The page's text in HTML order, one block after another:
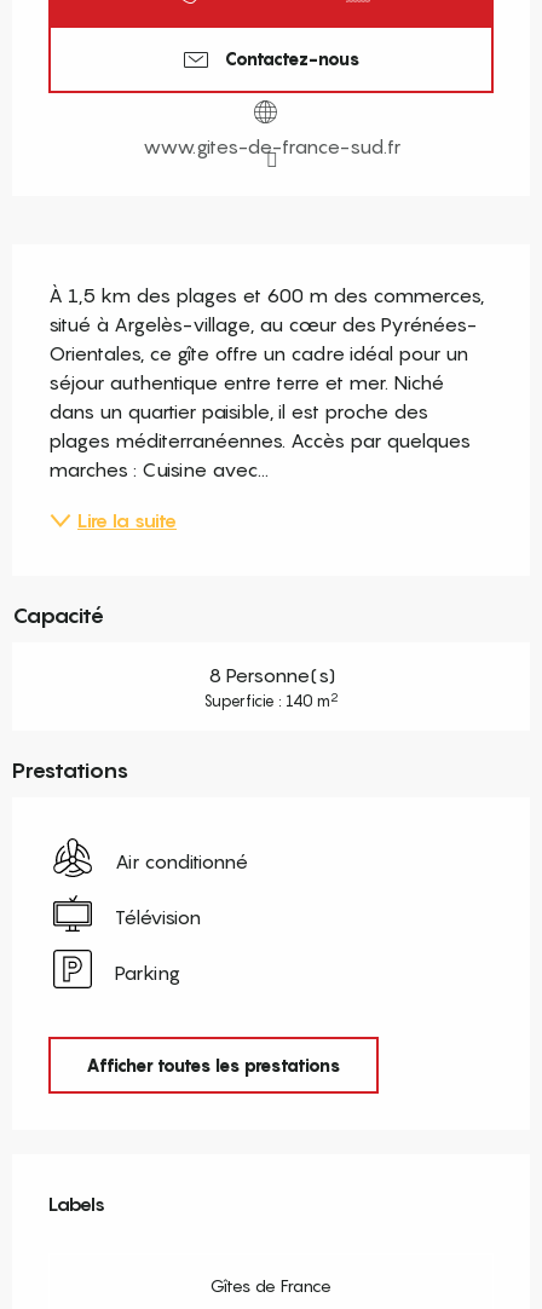
Contactez-nous
www.gites-de-france-sud.fr
À 1,5 km des plages et 600 m des commerces,
situé à Argelès-village, au cœur des Pyrénées-
Orientales, ce gîte offre un cadre idéal pour un
séjour authentique entre terre et mer. Niché
dans un quartier paisible, il est proche des
plages méditerranéennes. Accès par quelques
marches : Cuisine avec...
Lire la suite
Capacité
8 Personne(s)
Superficie : 140 m2
Prestations
Air conditionné
Télévision
Parking
Afficher toutes les prestations
Labels
Labels
Gîtes de France